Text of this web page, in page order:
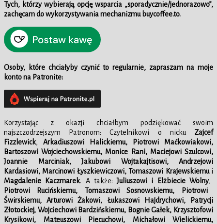
Tych, którzy wybierają opcję wsparcia „sporadycznie/jednorazowo”,
zachęcam do wykorzystywania mechanizmu buycoffee.to.
Osoby, które chciałyby czynić to regularnie, zapraszam na moje
konto na Patronite:
Korzystając z okazji chciałbym podziękować swoim
najszczodrzejszym Patronom: Czytelnikowi o nicku Zajcef
Fizzlewick, Arkadiuszowi Halickiemu, Piotrowi Maćkowiakowi,
Bartoszowi Wojciechowskiemu, Monice Rani, Maciejowi Szulcowi,
Joannie Marciniak, Jakubowi Wojtakajtisowi, Andrzejowi
Kardasiowi, Marcinowi Łyszkiewiczowi, Tomaszowi Krajewskiemu i
Magdalenie Kaczmarek. A także:Juliuszowi i Elżbiecie Wolny,
Piotrowi Rucińskiemu, Tomaszowi Sosnowskiemu, Piotrowi
Świrskiemu, Arturowi Żakowi, Łukaszowi Hajdrychowi, Patrycji
Złotockiej, Wojciechowi Bardzińskiemu, Bognie Gałek, Krzysztofowi
Krysikowi, Mateuszowi Piecuchowi, Michałowi Wielickiemu,